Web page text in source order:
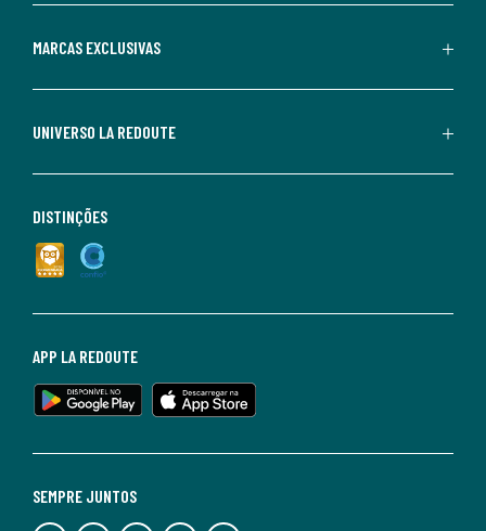
MARCAS EXCLUSIVAS
UNIVERSO LA REDOUTE
SEMPRE JUNTOS
APP LA REDOUTE
DISTINÇÕES